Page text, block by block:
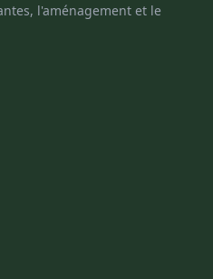
l'aménagement et le